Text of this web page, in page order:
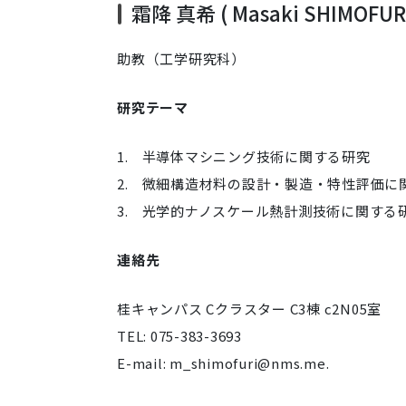
霜降 真希 ( Masaki
助教（工学研究科）
研究テーマ
1. 半導体マシニング技術に関する研究
2. 微細構造材料の設計・製造・特性評価に
3. 光学的ナノスケール熱計測技術に関する
連絡先
桂キャンパス Cクラスター C3棟 c2N05室
TEL: 075-383-3693
E-mail: m_shimofuri@nms.me.